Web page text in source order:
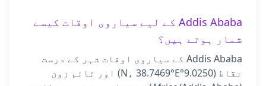
Addis Ababa کے لیے سیاروی اوقات کیسے
شمار ہوتے ہیں؟
Addis Ababa کے سیاروی اوقات شہر کے درست
نقاط (9.0250°N، 38.7469°E) اور ٹائم زون